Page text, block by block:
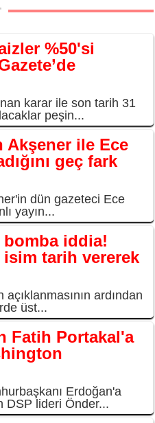
%50'si
karar ile son tarih 31
peşin...
Akşener ile Ece
geç fark
dün gazeteci Ece
yayın...
bomba iddia!
tarih vererek
ardından
üst...
Fatih Portakal'a
Erdoğan'a
DSP lideri Önder...